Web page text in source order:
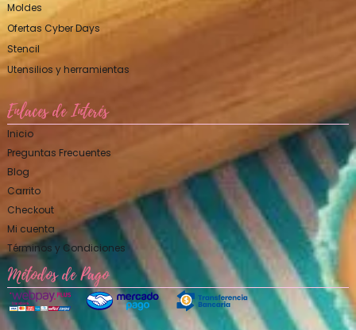
Moldes
Ofertas Cyber Days
Stencil
Utensilios y herramientas
Enlaces de Interés
Inicio
Preguntas Frecuentes
Blog
Carrito
Checkout
Mi cuenta
Términos y Condiciones
Métodos de Pago